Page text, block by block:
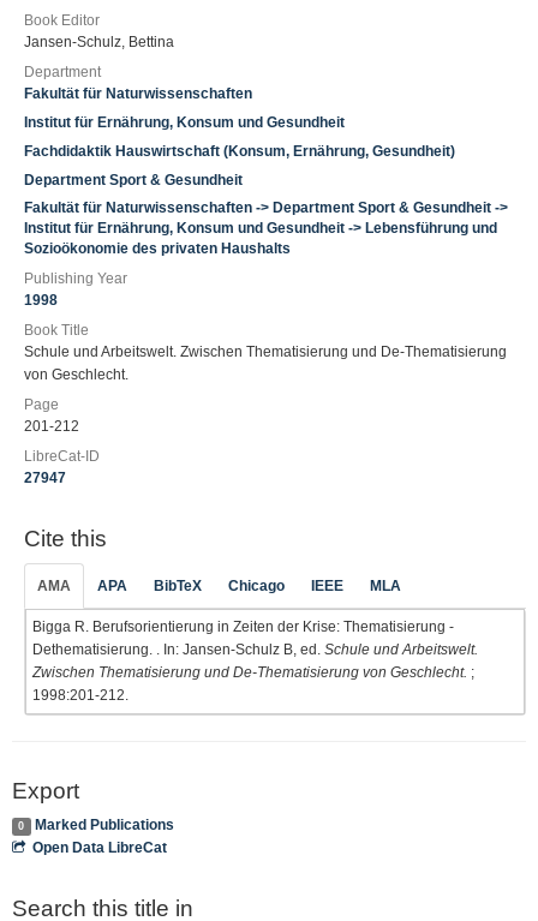
Book Editor
Jansen-Schulz, Bettina
Department
Fakultät für Naturwissenschaften
Institut für Ernährung, Konsum und Gesundheit
Fachdidaktik Hauswirtschaft (Konsum, Ernährung, Gesundheit)
Department Sport & Gesundheit
Fakultät für Naturwissenschaften -> Department Sport & Gesundheit ->
Institut für Ernährung, Konsum und Gesundheit -> Lebensführung und
Sozioökonomie des privaten Haushalts
Publishing Year
1998
Book Title
Schule und Arbeitswelt. Zwischen Thematisierung und De-Thematisierung
von Geschlecht.
Page
201-212
LibreCat-ID
27947
Cite this
AMA APA BibTeX Chicago IEEE MLA
Bigga R. Berufsorientierung in Zeiten der Krise: Thematisierung -
Dethematisierung. . In: Jansen-Schulz B, ed. Schule und Arbeitswelt.
Zwischen Thematisierung und De-Thematisierung von Geschlecht. ;
1998:201-212.
Export
0
Marked Publications
Open Data LibreCat
Search this title in